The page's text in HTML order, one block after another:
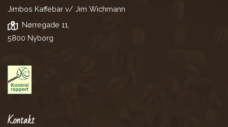
Jimbos Kaffebar v/ Jim Wichmann
Nørregade 11,
5800 Nyborg
Kontakt